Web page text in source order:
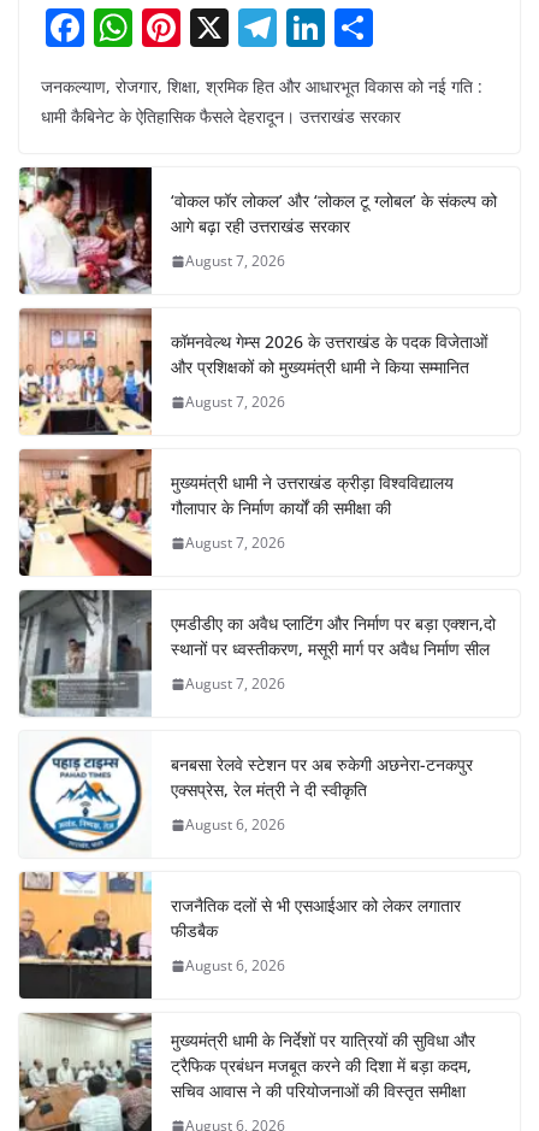
F
c
b
o
o
k
W
at
s
A
p
p
Pi
er
st
X T
el
e
a
m
Li
k
dI
n
h
ar
जनकल्याण, रोजगार, शिक्षा, श्रमिक हित और आधारभूत विकास को नई गति :
धामी कैबिनेट के ऐतिहासिक फैसले देहरादून। उत्तराखंड सरकार
‘वोकल फॉर लोकल’ और ‘लोकल टू ग्लोबल’ के संकल्प को
आगे बढ़ा रही उत्तराखंड सरकार
August 7, 2026
कॉमनवेल्थ गेम्स 2026 के उत्तराखंड के पदक विजेताओं
और प्रशिक्षकों को मुख्यमंत्री धामी ने किया सम्मानित
August 7, 2026
मुख्यमंत्री धामी ने उत्तराखंड क्रीड़ा विश्वविद्यालय
गौलापार के निर्माण कार्यों की समीक्षा की
August 7, 2026
एमडीडीए का अवैध प्लाटिंग और निर्माण पर बड़ा एक्शन,दो
स्थानों पर ध्वस्तीकरण, मसूरी मार्ग पर अवैध निर्माण सील
August 7, 2026
बनबसा रेलवे स्टेशन पर अब रुकेगी अछनेरा-टनकपुर
एक्सप्रेस, रेल मंत्री ने दी स्वीकृति
August 6, 2026
राजनैतिक दलों से भी एसआईआर को लेकर लगातार
फीडबैक
August 6, 2026
मुख्यमंत्री धामी के निर्देशों पर यात्रियों की सुविधा और
ट्रैफिक प्रबंधन मजबूत करने की दिशा में बड़ा कदम,
सचिव आवास ने की परियोजनाओं की विस्तृत समीक्षा
August 6, 2026